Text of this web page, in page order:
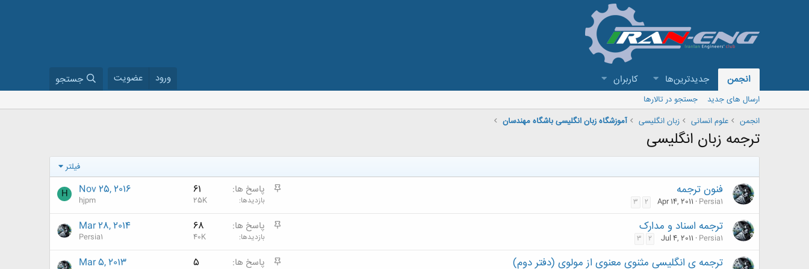
انجمن جدیدترین‌ها کاربران ورود عضویت جستجو
ارسال های جدید
جستجو در تالارها
انجمن
علوم انسانی زبان انگلیسی آموزشگاه زبان انگلیسی باشگاه مهندسان
ترجمه زبان انگلیسی
فیلتر
م
فنون ترجمه
Persia1
Apr 14, 2011
2
3
پاسخ ها 61
بازدیدها 25K
Nov 25, 2016
hjpm
H
م
ترجمه اسناد و مدارک
Persia1
Jul 4, 2011
2
3
پاسخ ها 68
بازدیدها 40K
Mar 28, 2014
Persia1
م
ترجمه ی انگلیسی مثنوی معنوی از مولوی (دفتر دوم) پاسخ ها 5
Mar 5, 2013